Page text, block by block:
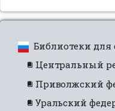
Библиотеки для
Центральный
Приволжский
Уральский